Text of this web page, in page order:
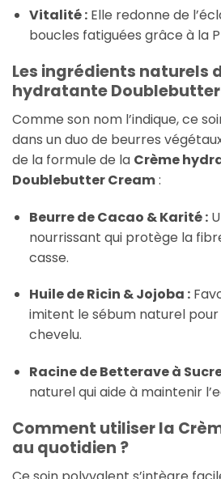
Vitalité :Elle redonne de
boucles fatiguées grâce à la
Les ingrédients naturels
hydratante Doublebutter
Comme son nom l’indique, ce
dans un duo de beurres
de la formule de la Crème
Doublebutter Cream:
Beurre de Cacao & Karité :
nourrissant qui protège la
casse.
Huile de Ricin & Jojoba :
imitent le sébum naturel
chevelu.
Racine de Betterave à
naturel qui aide à maintenir
Comment utiliser la
au quotidien ?